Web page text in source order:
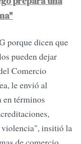
porque dicen que
pueden dejar
Comercio
le envió al
en términos
violencia", insitió la